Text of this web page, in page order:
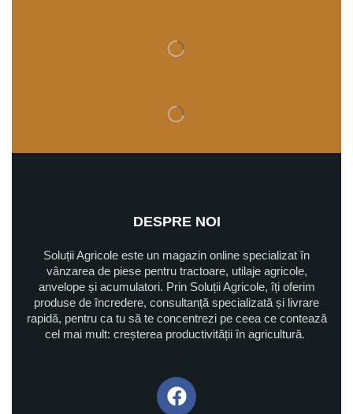
DESPRE NOI
Soluții Agricole este un magazin online specializat în
vânzarea de piese pentru tractoare, utilaje agricole,
anvelope și acumulatori. Prin Soluții Agricole, îți oferim
produse de încredere, consultanță specializată și livrare
rapidă, pentru ca tu să te concentrezi pe ceea ce contează
cel mai mult: creșterea productivității în agricultură.